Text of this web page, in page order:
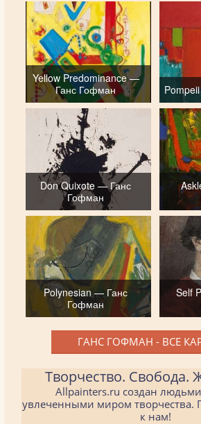
Yellow Predominance —
Ганс Гофман
Don Quixote — Ганс
Гофман
Polynesian — Ганс
Гофман
Self
ГАНС ГОФМАН - ВСЕ
Творчество. Свобода.
Allpainters.ru создан
увлеченными миром творчества.
к нам!